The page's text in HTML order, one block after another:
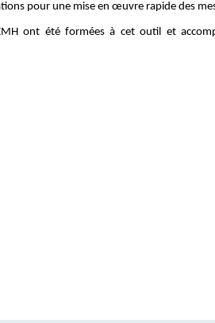
pour une mise en œuvre rapide des
ont été formées à cet outil et